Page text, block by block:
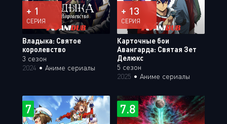
+ 1
СЕРИЯ
Владыка: Святое
королевство
3 сезон
2024 • Аниме сериалы
+ 13
СЕРИЯ
Карточные бои
Авангарда: Святая Зет
Делюкс
5 сезон
2025 • Аниме сериалы
7 7.8